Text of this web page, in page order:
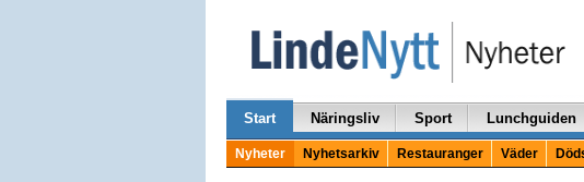
Start Näringsliv Sport Lunchguiden
Nyheter Nyhetsarkiv Restauranger Väder